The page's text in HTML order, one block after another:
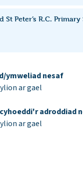
Peter’s R.C. Primary
ymweliad nesaf
ar gael
adroddiad
ar gael